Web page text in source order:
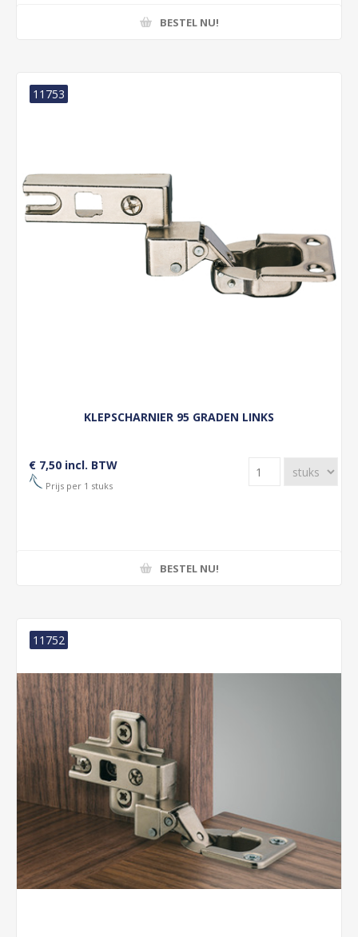
BESTEL NU!
KLEPSCHARNIER 95 GRADEN LINKS
11753
€ 7,50 incl. BTW
Prijs per 1 stuks
BESTEL NU!
11752